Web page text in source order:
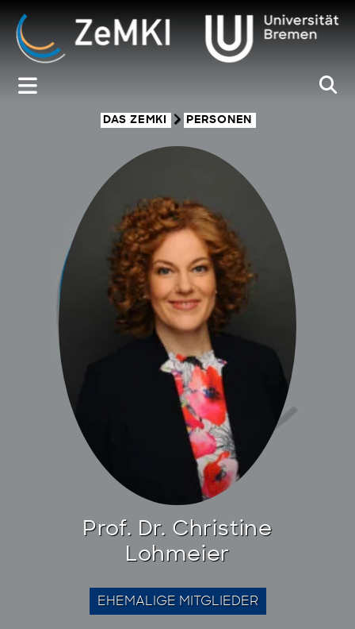
Zum
Inhalt
springen
DAS ZEMKI PERSONEN
Prof. Dr. Christine
Lohmeier
EHEMALIGE MITGLIEDER